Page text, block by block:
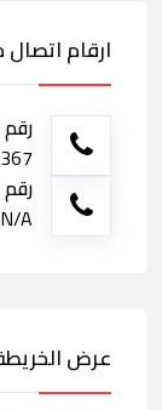
ارقام
N/A
عرض